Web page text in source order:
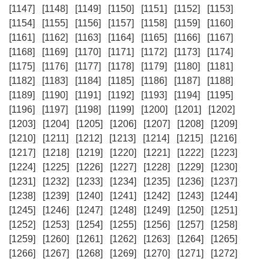
[1147]
[1148] [1149] [1150] [1151] [1152]
[1153]
[1154]
[1155] [1156] [1157] [1158] [1159]
[1160]
[1161]
[1162] [1163] [1164] [1165] [1166]
[1167]
[1168]
[1169] [1170] [1171] [1172] [1173]
[1174]
[1175]
[1176] [1177] [1178] [1179] [1180]
[1181]
[1182]
[1183] [1184] [1185] [1186] [1187]
[1188]
[1189]
[1190] [1191] [1192] [1193] [1194]
[1195]
[1196]
[1197] [1198] [1199] [1200] [1201]
[1202]
[1203]
[1204] [1205] [1206] [1207] [1208]
[1209]
[1210]
[1211] [1212] [1213] [1214] [1215]
[1216]
[1217]
[1218] [1219] [1220] [1221] [1222]
[1223]
[1224]
[1225] [1226] [1227] [1228] [1229]
[1230]
[1231]
[1232] [1233] [1234] [1235] [1236]
[1237]
[1238]
[1239] [1240] [1241] [1242] [1243]
[1244]
[1245]
[1246] [1247] [1248] [1249] [1250]
[1251]
[1252]
[1253] [1254] [1255] [1256] [1257]
[1258]
[1259]
[1260] [1261] [1262] [1263] [1264]
[1265]
[1266]
[1267] [1268] [1269] [1270] [1271]
[1272]